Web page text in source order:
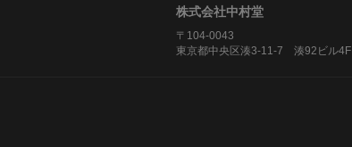
株式会社中村堂
〒104-0043
東京都中央区湊3-11-7 湊92ビル4F